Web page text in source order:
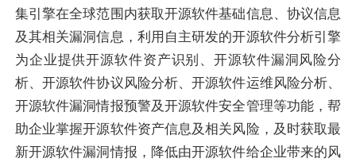
集引擎在全球范围内获取开源软件基础信息、协议信息
及其相关漏洞信息，利用自主研发的开源软件分析引擎
为企业提供开源软件资产识别、开源软件漏洞风险分
析、开源软件协议风险分析、开源软件运维风险分析、
开源软件漏洞情报预警及开源软件安全管理等功能，帮
助企业掌握开源软件资产信息及相关风险，及时获取最
新开源软件漏洞情报，降低由开源软件给企业带来的风